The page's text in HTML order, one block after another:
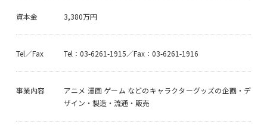
資本金 3,380万円
Tel／Fax Tel：03-6261-1915／Fax：03-6261-1916
事業内容
アニメ 漫画 ゲーム などのキャラクターグッズの企画・デ
ザイン・製造・流通・販売